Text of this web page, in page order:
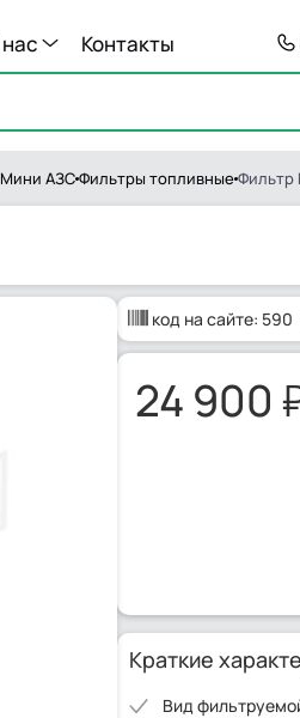
Контакты
АЗСФильтры топливные Фильтр
код на сайте: 590
24 900
Краткие
Вид